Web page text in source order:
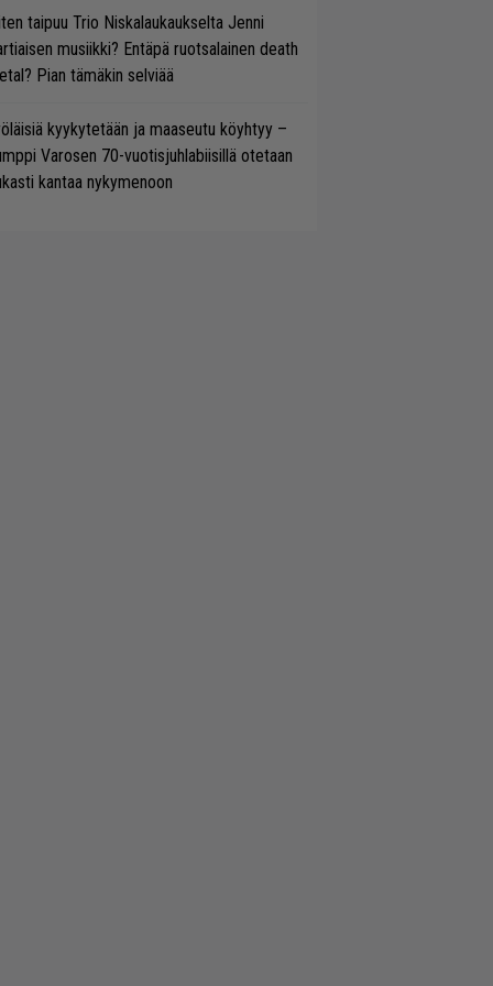
taipuu Trio Niskalaukaukselta Jenni
musiikki? Entäpä ruotsalainen death
Pian tämäkin selviää
kyykytetään ja maaseutu köyhtyy –
Varosen 70-vuotisjuhlabiisillä otetaan
kantaa nykymenoon